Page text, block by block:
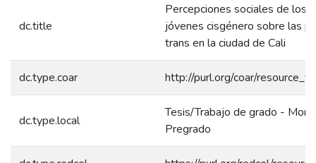
dc.title
Percepciones sociales de los
jóvenes cisgénero sobre las
trans en la ciudad de Cali
dc.type.coar http://purl.org/coar/
dc.type.local
Tesis/Trabajo de grado -
Pregrado